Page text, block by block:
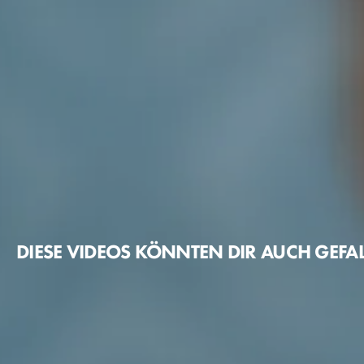
DIESE VIDEOS KÖNNTEN DIR AUCH